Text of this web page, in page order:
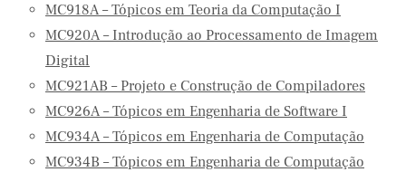
MC918A – Tópicos em Teoria da Computação I
MC920A – Introdução ao Processamento de Imagem
Digital
MC921AB – Projeto e Construção de Compiladores
MC926A – Tópicos em Engenharia de Software I
MC934A – Tópicos em Engenharia de Computação
MC934B – Tópicos em Engenharia de Computação